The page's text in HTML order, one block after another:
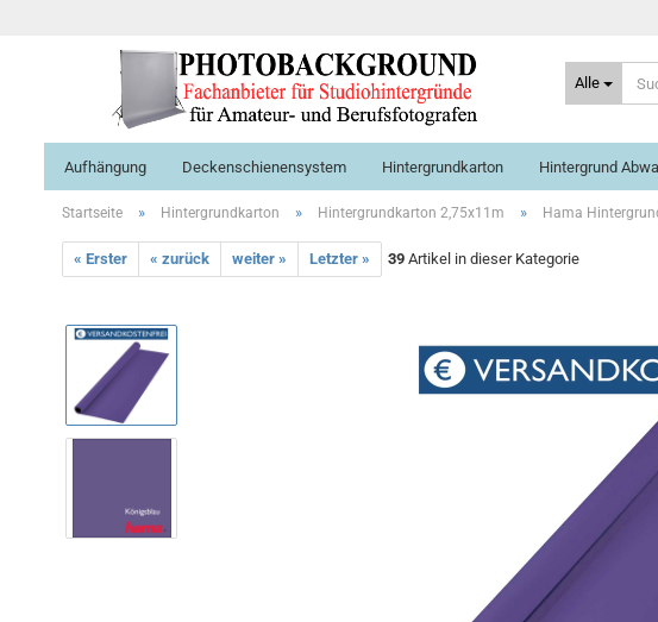
Alle
Aufhängung Deckenschienensystem Hintergrundkarton Hintergrund
Startseite » Hintergrundkarton » Hintergrundkarton 2,75x11m » Hama
« Erster « zurück weiter » Letzter » 39 Artikel in dieser Kategorie